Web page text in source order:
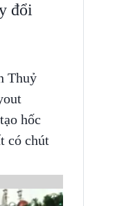
đổi
Thuỷ
hốc
có chút